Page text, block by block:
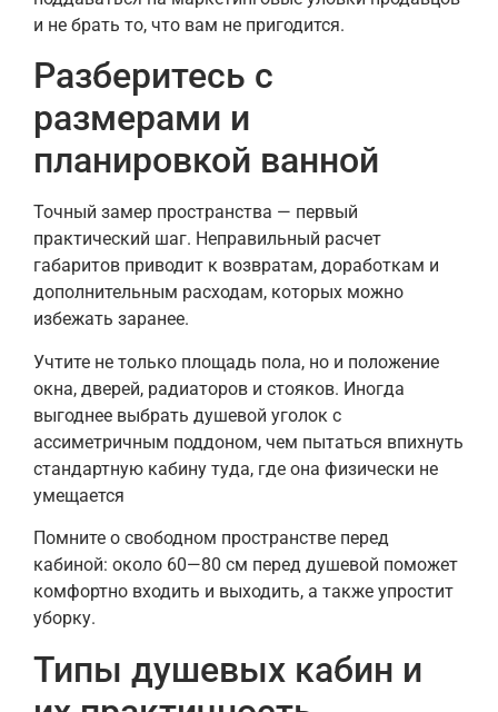
и не брать то, что вам не пригодится.
Разберитесь с
размерами и
планировкой ванной
Точный замер пространства — первый
практический шаг. Неправильный расчет
габаритов приводит к возвратам, доработкам и
дополнительным расходам, которых можно
избежать заранее.
Учтите не только площадь пола, но и положение
окна, дверей, радиаторов и стояков. Иногда
выгоднее выбрать душевой уголок с
ассиметричным поддоном, чем пытаться впихнуть
стандартную кабину туда, где она физически не
умещается
Помните о свободном пространстве перед
кабиной: около 60—80 см перед душевой поможет
комфортно входить и выходить, а также упростит
уборку.
Типы душевых кабин и